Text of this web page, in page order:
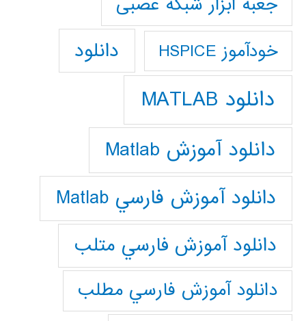
خودآموز HSPICE دانلود
دانلود MATLAB
دانلود آموزش Matlab
دانلود آموزش فارسي Matlab
دانلود آموزش فارسي متلب
دانلود آموزش فارسي مطلب